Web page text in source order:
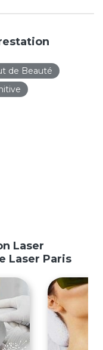
de Beauté
Laser
Laser Paris